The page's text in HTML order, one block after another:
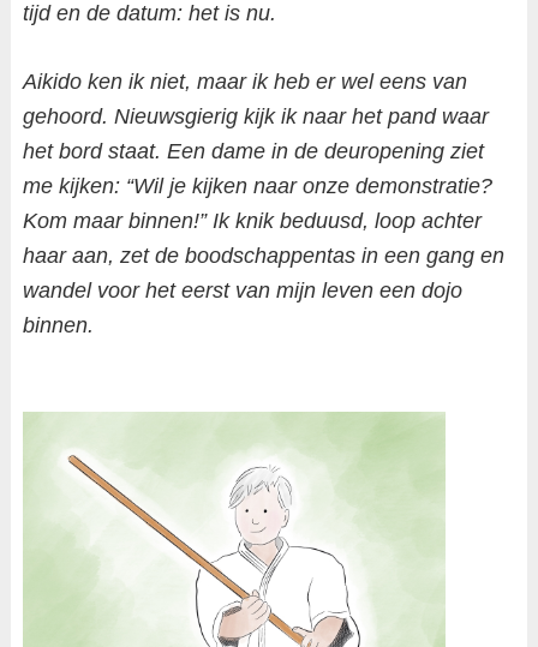
tijd en de datum: het is nu.
Aikido ken ik niet, maar ik heb er wel eens van
gehoord. Nieuwsgierig kijk ik naar het pand waar
het bord staat. Een dame in de deuropening ziet
me kijken: “Wil je kijken naar onze demonstratie?
Kom maar binnen!” Ik knik beduusd, loop achter
haar aan, zet de boodschappentas in een gang en
wandel voor het eerst van mijn leven een dojo
binnen.